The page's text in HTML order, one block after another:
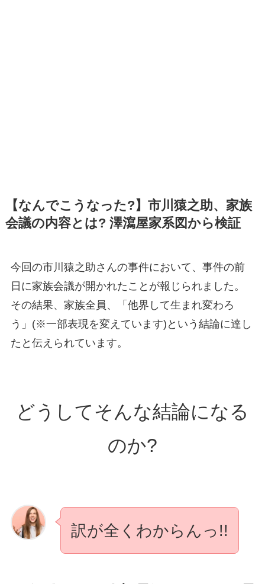
【なんでこうなった?】市川猿之助、家族
会議の内容とは? 澤瀉屋家系図から検証
今回の市川猿之助さんの事件において、事件の前
日に家族会議が開かれたことが報じられました。
その結果、家族全員、「他界して生まれ変わろ
う」(※一部表現を変えています)という結論に達し
たと伝えられています。
どうしてそんな結論になる
のか?
訳が全くわからんっ!!